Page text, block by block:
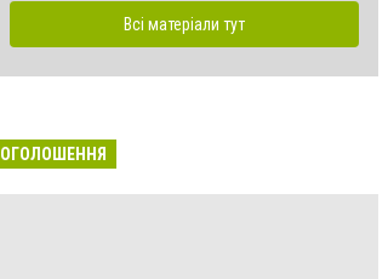
Всі матеріали тут
ОГОЛОШЕННЯ